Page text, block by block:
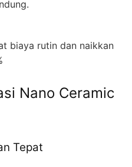
biaya rutin dan naikkan
Nano Ceramic
Tepat